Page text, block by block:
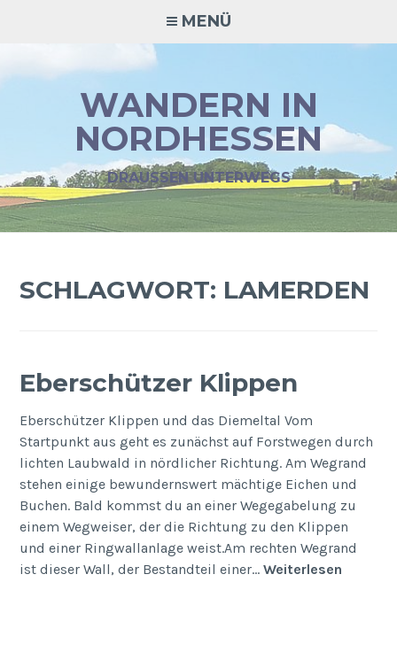
MENÜ
WANDERN IN
NORDHESSEN
DRAUSSEN UNTERWEGS
SCHLAGWORT: LAMERDEN
Eberschützer Klippen
Eberschützer Klippen und das Diemeltal Vom
Startpunkt aus geht es zunächst auf Forstwegen durch
lichten Laubwald in nördlicher Richtung. Am Wegrand
stehen einige bewundernswert mächtige Eichen und
Buchen. Bald kommst du an einer Wegegabelung zu
einem Wegweiser, der die Richtung zu den Klippen
und einer Ringwallanlage weist.Am rechten Wegrand
ist dieser Wall, der Bestandteil einer…Weiterlesen